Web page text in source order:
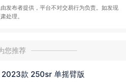
发布者提供，平台不对交易行为负责。如发现
处理。
您推荐
2023款 250sr 单摇臂版